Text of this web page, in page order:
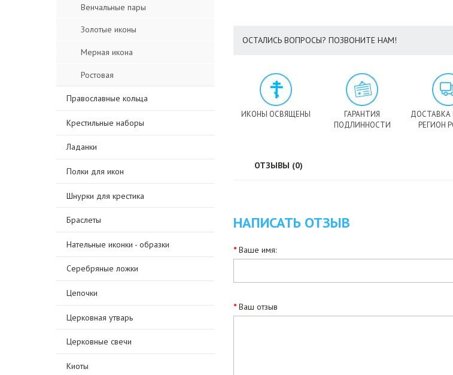
Венчальные пары
Золотые иконы
Мерная икона
Ростовая
Православные кольца
Крестильные наборы
Ладанки
Полки для икон
Шнурки для крестика
Браслеты
Нательные иконки - образки
Серебряные ложки
Цепочки
Церковная утварь
Церковные свечи
Киоты
ОСТАЛИСЬ ВОПРОСЫ? ПОЗВОНИТЕ НАМ!
ИКОНЫ ОСВЯЩЕНЫ
ГАРАНТИЯ
ПОДЛИННОСТИ
ДОСТАВКА
РЕГИОН
ОТЗЫВЫ (0)
НАПИСАТЬ ОТЗЫВ
Ваше имя:
Ваш отзыв